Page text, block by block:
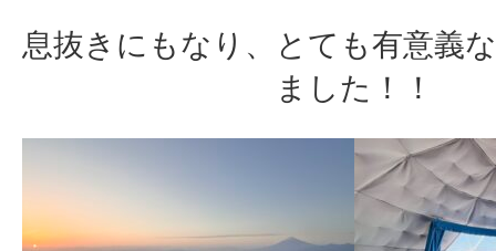
息抜きにもなり、とても有意義
ました！！